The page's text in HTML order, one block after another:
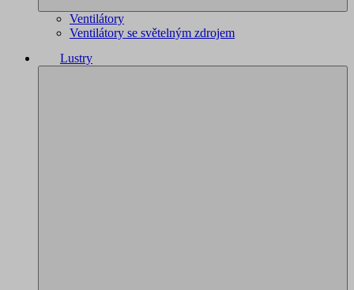
Ventilátory
Ventilátory se světelným zdrojem
Lustry